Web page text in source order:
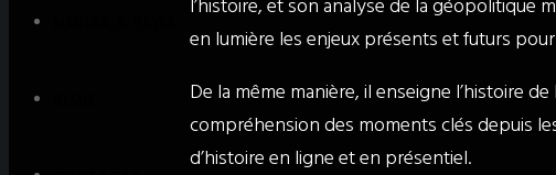
en lumière les enjeux présents et futurs
De la même manière, il enseigne l’histoire
compréhension des moments clés depuis
d’histoire en ligne et en présentiel.